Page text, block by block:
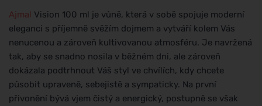
Ajmal Vision 100 ml je vůně, která v sobě spojuje moderní
eleganci s příjemně svěžím dojmem a vytváří kolem Vás
nenucenou a zároveň kultivovanou atmosféru. Je navržená
tak, aby se snadno nosila v běžném dni, ale zároveň
dokázala podtrhnout Váš styl ve chvílích, kdy chcete
působit upraveně, sebejistě a sympaticky. Na první
přivonění bývá vjem čistý a energický, postupně se však